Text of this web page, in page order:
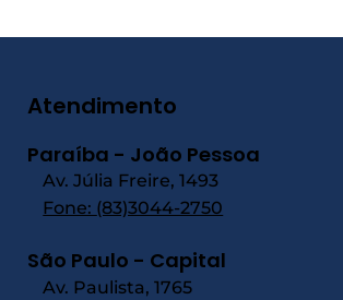
Atendimento
Paraíba - João Pessoa
Av. Júlia Freire, 1493
Fone: (83)3044-2750
São Paulo - Capital
Av. Paulista, 1765